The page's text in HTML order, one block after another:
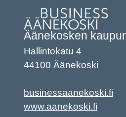
Äänekosken
Hallintokatu 4
44100 Äänekoski
businessaanekoski.fi
www.aanekoski.fi